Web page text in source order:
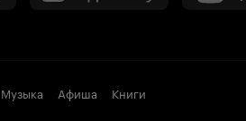
Музыка Афиша Книги